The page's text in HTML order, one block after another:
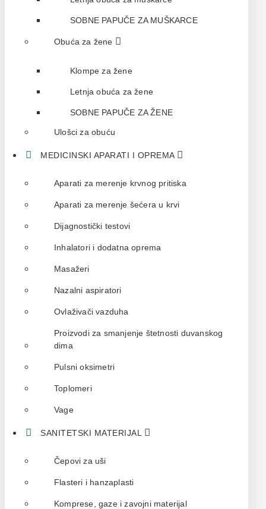
SOBNE PAPUČE ZA MUŠKARCE
Obuća za žene
Klompe za žene
Letnja obuća za žene
SOBNE PAPUČE ZA ŽENE
Ulošci za obuću
MEDICINSKI APARATI I OPREMA
Aparati za merenje krvnog pritiska
Aparati za merenje šećera u krvi
Dijagnostički testovi
Inhalatori i dodatna oprema
Masažeri
Nazalni aspiratori
Ovlaživači vazduha
Proizvodi za smanjenje štetnosti duvanskog
dima
Pulsni oksimetri
Toplomeri
Vage
SANITETSKI MATERIJAL
Čepovi za uši
Flasteri i hanzaplasti
Komprese, gaze i zavojni materijal